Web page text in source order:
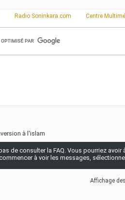
Radio Soninkara.com Centre
à l'islam
de consulter la FAQ. Vous pourriez
à voir les messages,
Affichage